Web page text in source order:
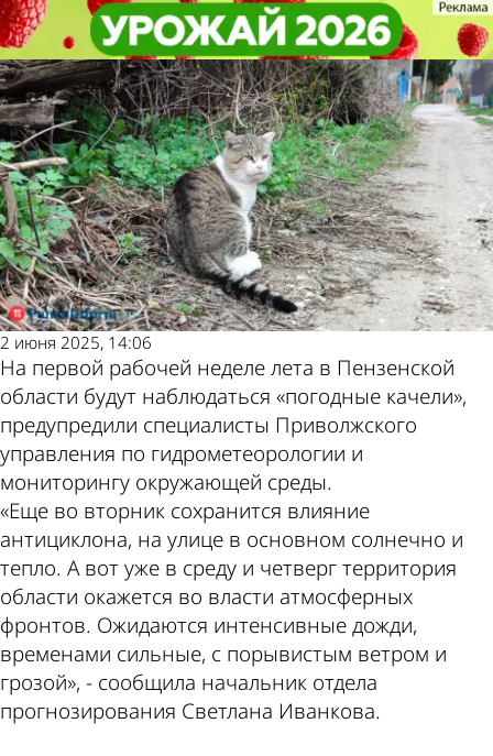
Прогноз на неделю: пензенцев
ждут погодные качели
Общество
2 июня 2025, 14:06
На первой рабочей неделе лета в Пензенской
области будут наблюдаться «погодные качели»,
предупредили специалисты Приволжского
управления по гидрометеорологии и
мониторингу окружающей среды.
«Еще во вторник сохранится влияние
антициклона, на улице в основном солнечно и
тепло. А вот уже в среду и четверг территория
области окажется во власти атмосферных
фронтов. Ожидаются интенсивные дожди,
временами сильные, с порывистым ветром и
грозой», - сообщила начальник отдела
прогнозирования Светлана Иванкова.
Прогноз на неделю: пензенцев
ждут погодные качели
Общество
Другие новости по
теме
Погода и курсы
валют в Пензе